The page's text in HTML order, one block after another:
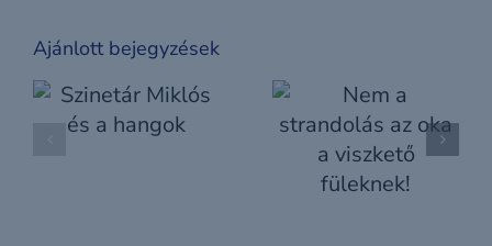
Ajánlott bejegyzések